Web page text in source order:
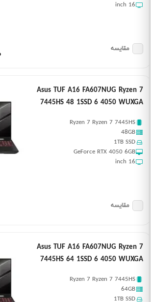
16 inch
مقایسه
Asus TUF A16 FA607NUG Ryzen 7
7445HS 48 1SSD 6 4050 WUXGA
Ryzen 7 Ryzen 7 7445HS
48GB
1TB SSD
GeForce RTX 4050 6GB
16 inch
مقایسه
Asus TUF A16 FA607NUG Ryzen 7
7445HS 64 1SSD 6 4050 WUXGA
Ryzen 7 Ryzen 7 7445HS
64GB
1TB SSD